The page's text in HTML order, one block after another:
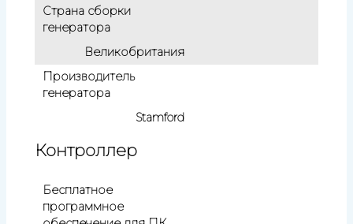
Страна сборки
генератора
Великобритания
Производитель
генератора
Stamford
Контроллер
Бесплатное
программное